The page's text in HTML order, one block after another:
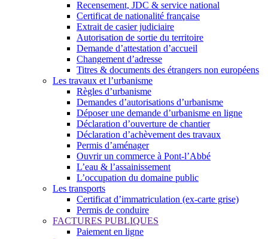
Recensement, JDC & service national
Certificat de nationalité française
Extrait de casier judiciaire
Autorisation de sortie du territoire
Demande d’attestation d’accueil
Changement d’adresse
Titres & documents des étrangers non européens
Les travaux et l’urbanisme
Règles d’urbanisme
Demandes d’autorisations d’urbanisme
Déposer une demande d’urbanisme en ligne
Déclaration d’ouverture de chantier
Déclaration d’achèvement des travaux
Permis d’aménager
Ouvrir un commerce à Pont-l’Abbé
L’eau & l’assainissement
L’occupation du domaine public
Les transports
Certificat d’immatriculation (ex-carte grise)
Permis de conduire
FACTURES PUBLIQUES
Paiement en ligne